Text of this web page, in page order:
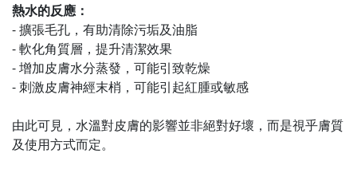
熱水的反應：
- 擴張毛孔，有助清除污垢及油脂
- 軟化角質層，提升清潔效果
- 增加皮膚水分蒸發，可能引致乾燥
- 刺激皮膚神經末梢，可能引起紅腫或敏感
由此可見，水溫對皮膚的影響並非絕對好壞，而是視乎膚質
及使用方式而定。